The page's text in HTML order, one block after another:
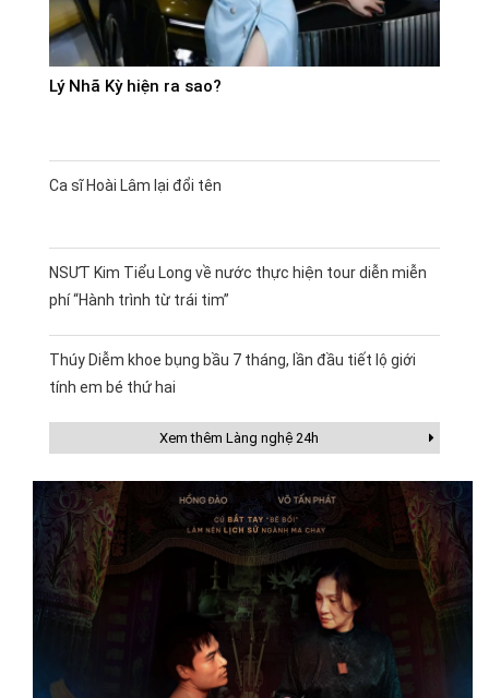
Lý Nhã Kỳ hiện ra sao?
Ca sĩ Hoài Lâm lại đổi tên
NSƯT Kim Tiểu Long về nước thực hiện tour diễn miễn
phí “Hành trình từ trái tim”
Thúy Diễm khoe bụng bầu 7 tháng, lần đầu tiết lộ giới
tính em bé thứ hai
Xem thêm Làng nghệ 24h